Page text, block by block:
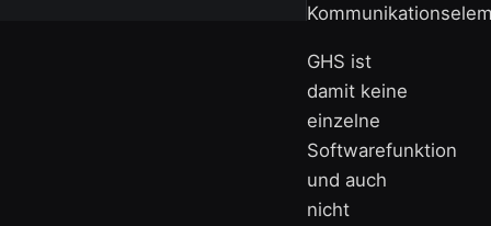
GHS ist
damit keine
einzelne
Softwarefunktion
und auch
nicht